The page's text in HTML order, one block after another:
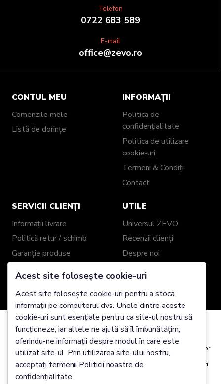
Telefon
0722 683 589
E-mail
office@zevo.ro
CONTUL MEU
Comenzile mele
Listă de dorințe
INFORMAȚII
Politica de
confidențialitate
Politica de utilizare
cookie-uri
Termeni & Condiții
Contact
SERVICII CLIENȚI
Informații livrare
Politică retur / schimb
Garanție produse
UTILE
Universul ZEVO
Recenzii clienți
Despre noi
Genți și Portofele din
Piele Personalizate
2025 Zevo Genți Piele Naturală @ Toate drepturile
rezervate
Acest site folosește cookie-uri
Acest site folosește cookie-uri pentru a stoca
informații pe computerul dvs. Unele dintre aceste
cookie-uri sunt esențiale pentru ca site-ul nostru să
funcționeze, iar altele ne ajută să îl îmbunătățim,
oferindu-ne informații despre modul în care este
utilizat site-ul. Prin utilizarea site-ului nostru,
acceptați termenii Politicii noastre de
confidențialitate.
Folosim cookie-uri
Este posibil să plasăm aceste cookie-uri pentru analiza date utilizatorilor
noștri, pentru a îmbunătăți site-ul, pentru a afișa conținut personalizat și
pentru a vă oferi o experiență excelentă pe site. Pentru mai multe informații
despre cookie-urile pe care le utilizăm deschideți setările de mai jos.